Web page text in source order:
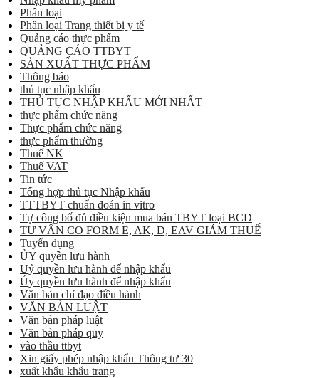
Phân loại
Phân loại Trang thiết bị y tế
Quảng cáo thực phẩm
QUẢNG CÁO TTBYT
SẢN XUẤT THỰC PHẨM
Thông báo
thủ tục nhập khẩu
THỦ TỤC NHẬP KHẨU MỚI NHẤT
thực phẩm chức năng
Thực phẩm chức năng
thực phẩm thường
Thuế NK
Thuế VAT
Tin tức
Tổng hợp thủ tục Nhập khẩu
TTTBYT chuẩn đoán in vitro
Tự công bố đủ điều kiện mua bán TBYT loại BCD
TƯ VẤN CO FORM E, AK, D, EAV GIẢM THUẾ
Tuyển dụng
ỦY quyền lưu hành
Uỷ quyền lưu hành để nhập khẩu
Ủy quyền lưu hành để nhập khẩu
Văn bản chỉ đạo điều hành
VĂN BẢN LUẬT
Văn bản pháp luật
Văn bản pháp quy
vào thầu ttbyt
Xin giấy phép nhập khẩu Thông tư 30
xuất khẩu khẩu trang